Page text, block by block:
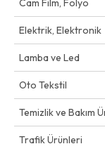
Cam Film, Folyo
Elektrik, Elektronik
Lamba ve Led
Oto Tekstil
Temizlik ve Bakım
Trafik Ürünleri